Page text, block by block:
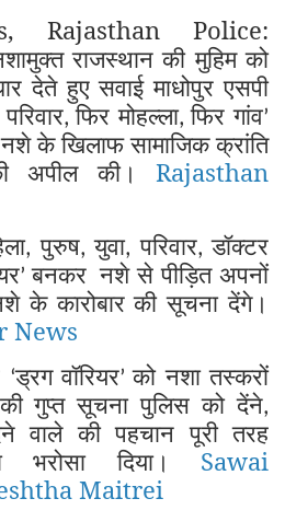
Rajasthan Police:
राजस्थान की मुहिम को
देते हुए सवाई माधोपुर एसपी
,फिर मोहल्ला,फिर गांव’
के खिलाफ सामाजिक क्रांति
अपील की। Rajasthan
,पुरुष,युवा,परिवार,डॉक्टर
’बनकर नशे से पीड़ित अपनों
के कारोबार की सूचना देंगे।
News
‘ड्रग वॉरियर’को नशा तस्करों
गुप्त सूचना पुलिस को देंने,
वाले की पहचान पूरी तरह
भरोसा दिया। Sawai
Maitrei